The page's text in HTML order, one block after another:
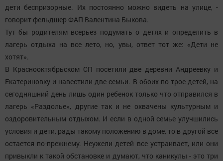
дети беспризорные. Их постоянно можно видеть на улице, -
говорит фельдшер ФАП Валентина Быкова.
Тут бы родителям всерьез подумать о детях и определить в
лагерь отдыха на все лето, но, увы, ответ тот же: «Дети не
хотят».
В Краснооктябрьском СП посетили две деревни Андреевку и
Екатериновку и навестили две семьи. В обоих по трое детей, на
сегодняшний день лишь один ребенок только что отправился в
лагерь «Раздолье», другие так и не охвачены культурным и
оздоровительным отдыхом. И если в одной семье улучшились
условия и дети, рады такому положению в доме, то в другой все
остается по-прежнему. Неужели детей все устраивает, или они
привыкли к такой обстановке и думают, что каникулы - это три